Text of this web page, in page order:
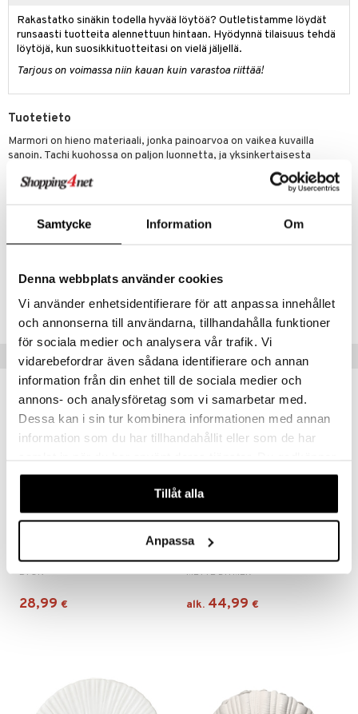
Samtycke Information Om
Denna webbplats använder cookies
Vi använder enhetsidentifierare för att anpassa innehållet
och annonserna till användarna, tillhandahålla funktioner
för sociala medier och analysera vår trafik. Vi
vidarebefordrar även sådana identifierare och annan
information från din enhet till de sociala medier och
annons- och analysföretag som vi samarbetar med.
Dessa kan i sin tur kombinera informationen med annan
information som du har tillhandahållit eller som de har
våra cookies vid fortsatt användande av vår webbplats.
Tillåt alla
Anpassa
Rakastatko sinäkin todella hyvää löytöä? Outletistamme löydät
runsaasti tuotteita alennettuun hintaan. Hyödynnä tilaisuus tehdä
löytöjä, kun suosikkituotteitasi on vielä jäljellä.
Tarjous on voimassa niin kauan kuin varastoa riittää!
Tuotetieto
Marmori on hieno materiaali, jonka painoarvoa on vaikea kuvailla
sanoin. Tachi kuohossa on paljon luonnetta, ja yksinkertaisesta
muodostaan huolimatta on vati vertaansa vailla. Muoto on orgaaninen
ja luonnollinen, aivan kuten itse materiaali. Kulho, joka erottuu jo
Leveys: 30,5cm
Korkeus: 10,5cm
Tuotenumero
ITO38-1-WI
Vinkkejä sinulle
Alima Kulho
BYON
28,99 €
Shell Koriste
METTE DITMER
alk. 44,99 €
& Korit
& Tyynyliinat
& Peitot